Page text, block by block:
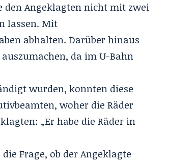
den Angeklagten nicht mit zwei
lassen. Mit
abhalten. Darüber hinaus
da im U-Bahn
wurden, konnten diese
woher die Räder
„Er habe die Räder in
Frage, ob der Angeklagte